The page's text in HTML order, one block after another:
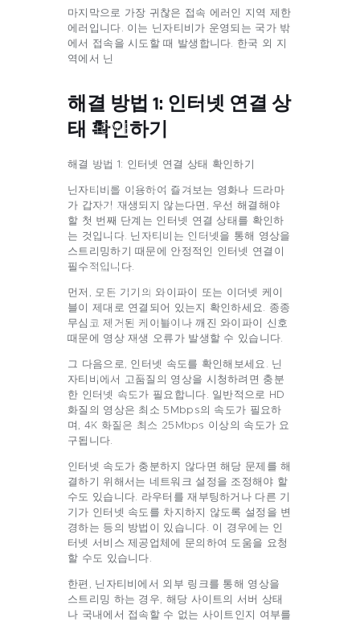
HOME
BLOG
BUSINESS AND
FINANCE
GIFTS AND CARE
GAMES AND
GAMBLING
HEALTH AND
BEAUTY
HOME AND
GARDEN
PETS AND CARE
CONTACT
마지막으로 가장 귀찮은 접속 에러인 지역 제한
에러입니다. 이는 닌자티비가 운영되는 국가 밖
에서 접속을 시도할 때 발생합니다. 한국 외 지
역에서 닌
해결 방법 1: 인터넷 연결 상
태 확인하기
해결 방법 1: 인터넷 연결 상태 확인하기
닌자티비를 이용하여 즐겨보는 영화나 드라마
가 갑자기 재생되지 않는다면, 우선 해결해야
할 첫 번째 단계는 인터넷 연결 상태를 확인하
는 것입니다. 닌자티비는 인터넷을 통해 영상을
스트리밍하기 때문에 안정적인 인터넷 연결이
필수적입니다.
먼저, 모든 기기의 와이파이 또는 이더넷 케이
블이 제대로 연결되어 있는지 확인하세요. 종종
무심코 제거된 케이블이나 깨진 와이파이 신호
때문에 영상 재생 오류가 발생할 수 있습니다.
그 다음으로, 인터넷 속도를 확인해보세요. 닌
자티비에서 고품질의 영상을 시청하려면 충분
한 인터넷 속도가 필요합니다. 일반적으로 HD
화질의 영상은 최소 5Mbps의 속도가 필요하
며, 4K 화질은 최소 25Mbps 이상의 속도가 요
구됩니다.
인터넷 속도가 충분하지 않다면 해당 문제를 해
결하기 위해서는 네트워크 설정을 조정해야 할
수도 있습니다. 라우터를 재부팅하거나 다른 기
기가 인터넷 속도를 차지하지 않도록 설정을 변
경하는 등의 방법이 있습니다. 이 경우에는 인
터넷 서비스 제공업체에 문의하여 도움을 요청
할 수도 있습니다.
한편, 닌자티비에서 외부 링크를 통해 영상을
스트리밍 하는 경우, 해당 사이트의 서버 상태
나 국내에서 접속할 수 없는 사이트인지 여부를